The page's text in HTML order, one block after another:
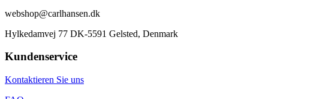
webshop@carlhansen.dk
Hylkedamvej 77 DK-5591 Gelsted, Denmark
Kundenservice
Kontaktieren Sie uns